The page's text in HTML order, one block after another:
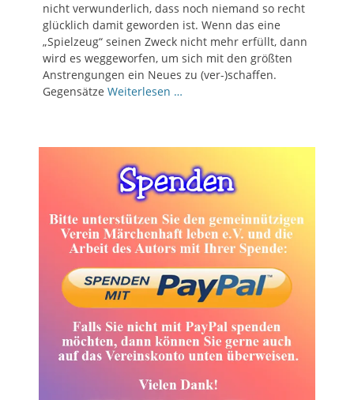
nicht verwunderlich, dass noch niemand so recht
glücklich damit geworden ist. Wenn das eine
„Spielzeug“ seinen Zweck nicht mehr erfüllt, dann
wird es weggeworfen, um sich mit den größten
Anstrengungen ein Neues zu (ver-)schaffen.
Gegensätze Weiterlesen …